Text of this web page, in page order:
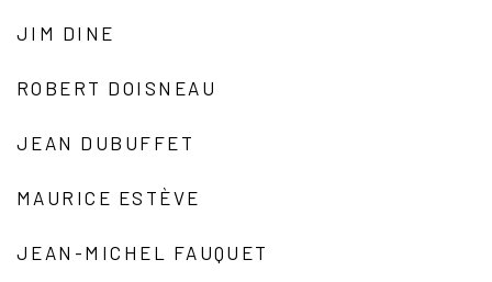
JIM DINE
ROBERT DOISNEAU
JEAN DUBUFFET
MAURICE ESTÈVE
JEAN-MICHEL FAUQUET